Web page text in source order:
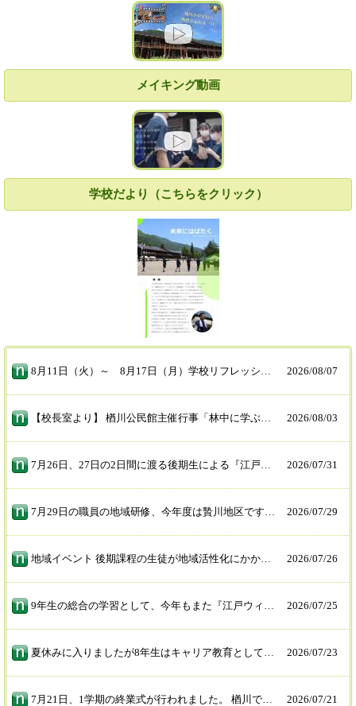
メイキング動画
学校だより（こちらをクリック）
8月11日（火）～ 8月17日（月）学校リフレッシュウィークとなり学校が閉まります。 緊急連絡が生じた際には市役所（0263ー52ー0280）へご連絡をお願いします。 2026/08/07
【校長室より】 楢川公民館主催行事「林中に学ぶ」 暑い中ですが、児童がいろいろな「問い」にチャレンジ。自然体験に触れています。主催していただいた公民館の皆さん、ありがとうございました。 2026/08/03
7月26日、27日の2日間に渡る後期生による『江戸ウィン』の様子です。 地域のみなさん、前期生、卒業した先輩やお世話になった先生と、多くのみなさんの応援と、観光客の温かい思いに支えられ、盛り上がった2日間となりました。 ご協力いただきましたみな様、本当にありがとうございました。 2026/07/31
7月29日の職員の地域研修、今年度は贄川地区です。 子供たちの育った地域の歴史、宝を知り、子供たちにもその大切さを伝えるべく熱心に学びました。 ご協力いただきましたみな様、本当にありがとうございました。 2026/07/29
地域イベント 後期課程の生徒が地域活性化にかかわるイベントを行っています。多彩なゲームもあり多くの観光客で賑わっています。 2026/07/26
9年生の総合の学習として、今年もまた『江戸ウィン』を開催します！ 春から（もしかしたら昨年から？）ずっと試行錯誤して検討し、準備を進めてきました。 公民館をお借りしての子供たちの遊び場や街中を歩き回りクイズに挑戦するイベント企画もあるようです。 暑い中ですが、頑張りますので、ぜひ皆さん遊びにお出かけください！ 2026/07/25
夏休みに入りましたが8年生はキャリア教育として職場体験に出かけています。 地域のお店や観光協会、保育園など、体験先はさまざまです。 一人ずつ少しドキドキしながらも事前に電話をかけ、持ち物や服装の確認をし、体験先を訪問しお仕事の体験をさせていただきました。 お世話になった地域のみな様、あたたかく見守っていただきありがとうございます。 明日ももう1日ありますがよろしくお願いいたします。 2026/07/23
7月21日、1学期の終業式が行われました。 楢川でも夏の暑さが厳しくなってきているため、終業式はリモートで行いました。 2年生と7年生の代表が1学期頑張ったことや2学期に頑張りたいことを発表し、校長先生からお話をいただき1学期の締めくくりとなりました。 長い夏休み、子どもたちが元気で安全に充実した過ごますように。 2026/07/21